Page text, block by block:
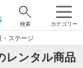
カテゴリー
検索
・ステージ
レンタル商品